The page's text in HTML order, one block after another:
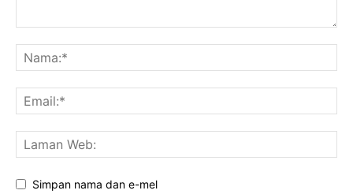
Simpan nama dan e-mel